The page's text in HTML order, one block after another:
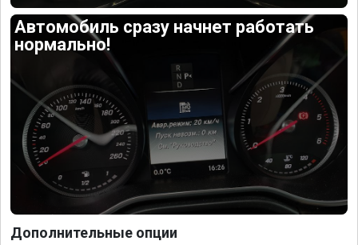
Автомобиль сразу начнет работать
нормально!
Дополнительные опции